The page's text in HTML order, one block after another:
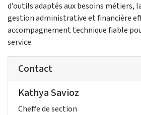
d’outils adaptés aux besoins métiers,
gestion administrative et financière
accompagnement technique fiable
service.
Contact
Kathya Savioz
Cheffe de section